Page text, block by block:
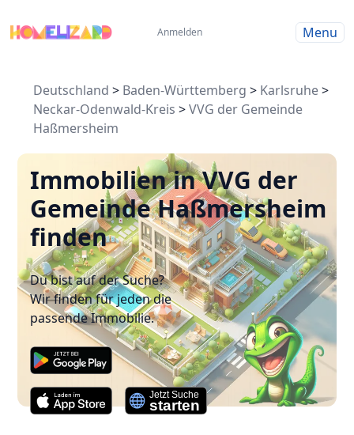
Anmelden Menu
Deutschland > Baden-Württemberg > Karlsruhe>
Neckar-Odenwald-Kreis >VVG der Gemeinde
Haßmersheim
Immobilien in VVG der
Gemeinde Haßmersheim
finden
Du bist auf der Suche?
Wir finden für jeden die
passende Immobilie.